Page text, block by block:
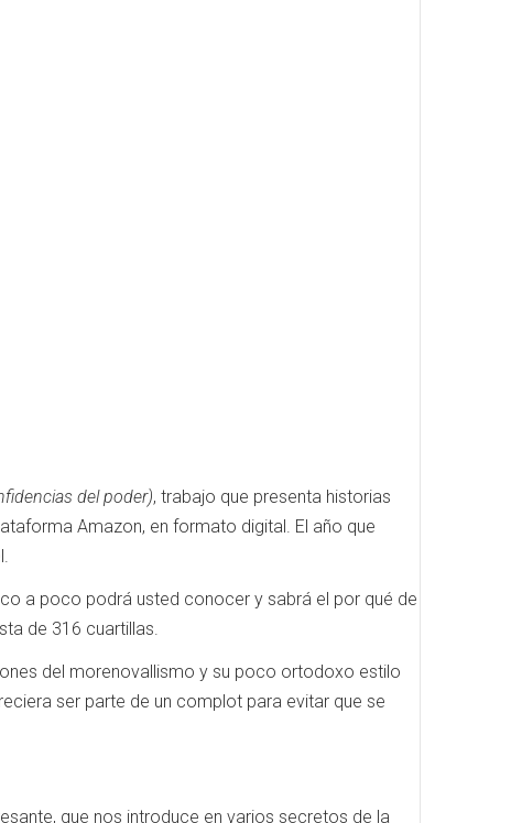
del poder), trabajo que presenta historias
Amazon, en formato digital. El año que
a poco podrá usted conocer y sabrá el por qué de
de 316 cuartillas.
del morenovallismo y su poco ortodoxo estilo
ser parte de un complot para evitar que se
que nos introduce en varios secretos de la